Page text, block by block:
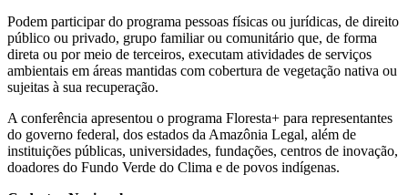
Podem participar do programa pessoas físicas ou jurídicas, de direito
público ou privado, grupo familiar ou comunitário que, de forma
direta ou por meio de terceiros, executam atividades de serviços
ambientais em áreas mantidas com cobertura de vegetação nativa ou
sujeitas à sua recuperação.
A conferência apresentou o programa Floresta+ para representantes
do governo federal, dos estados da Amazônia Legal, além de
instituições públicas, universidades, fundações, centros de inovação,
doadores do Fundo Verde do Clima e de povos indígenas.